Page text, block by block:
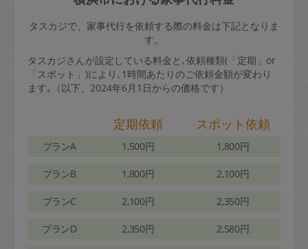
タスカジで、家事代行を依頼する際の料金は下記となりま
す。
タスカジさんが設定している料金と､依頼種類(「定期」or
「スポット」)により､1時間あたりのご依頼金額が変わり
ます｡（以下、2024年6月1日からの価格です）
定期依頼 スポット依頼
プランA 1,500円 1,800円
プランB 1,800円 2,100円
プランC 2,100円 2,350円
プランD 2,350円 2,580円